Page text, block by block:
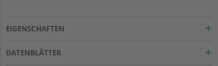
EIGENSCHAFTEN
DATENBLÄTTER